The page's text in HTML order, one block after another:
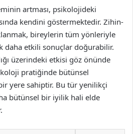
artması, psikolojideki
kendini göstermektedir. Zihin-
bireylerin tüm yönleriyle
daha etkili sonuçlar doğurabilir.
üzerindeki etkisi göz önünde
pratiğinde bütünsel
yere sahiptir. Bu tür yenilikçi
bütünsel bir iyilik hali elde